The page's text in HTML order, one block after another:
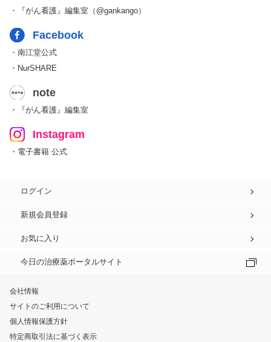
・『がん看護』編集室（@gankango）
Facebook
・南江堂公式
・NurSHARE
note
・『がん看護』編集室
Instagram
・電子書籍 公式
ログイン
新規会員登録
お気に入り
今日の治療薬ポータルサイト
会社情報
サイトのご利用について
個人情報保護方針
特定商取引法に基づく表示